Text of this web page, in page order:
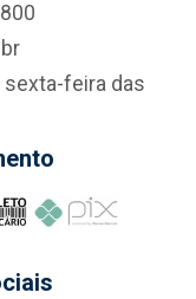
sexta-feira das